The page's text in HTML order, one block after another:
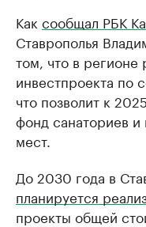
Как сообщал РБК
Ставрополья
том, что в регионе
инвестпроекта по
что позволит к
фонд санаториев и
мест.
До 2030 года в
планируется
проекты общей